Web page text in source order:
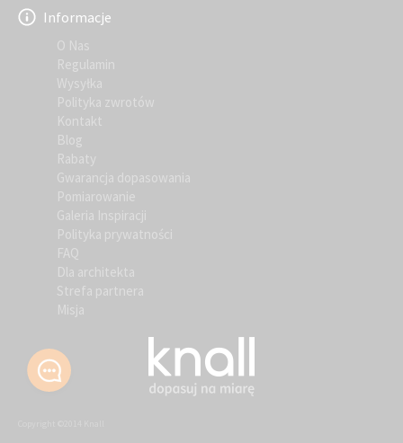
Informacje
O Nas
Regulamin
Wysyłka
Polityka zwrotów
Kontakt
Blog
Rabaty
Gwarancja dopasowania
Pomiarowanie
Galeria Inspiracji
Polityka prywatności
FAQ
Dla architekta
Strefa partnera
Misja